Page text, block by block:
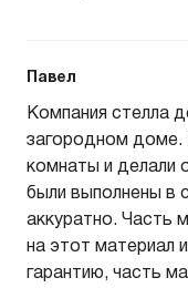
Павел
Компания стелла
загородном доме.
комнаты и делали
были выполнены в
аккуратно. Часть
на этот материал
гарантию, часть